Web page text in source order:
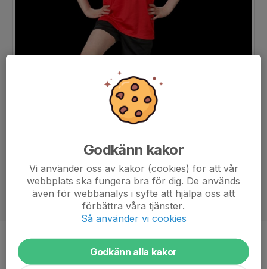
Position
Ålder
9 år
Godkänn kakor
Vi använder oss av kakor (cookies) för att vår
webbplats ska fungera bra för dig. De används
även för webbanalys i syfte att hjälpa oss att
förbättra våra tjänster.
Så använder vi cookies
Godkänn alla kakor